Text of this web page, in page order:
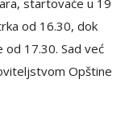
startovaće u 19
od 16.30, dok
od 17.30. Sad već
Opštine